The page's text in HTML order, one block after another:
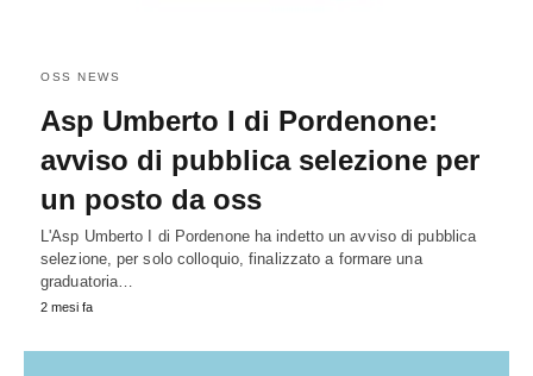
OSS NEWS
Asp Umberto I di Pordenone:
avviso di pubblica selezione per
un posto da oss
L'Asp Umberto I di Pordenone ha indetto un avviso di pubblica
selezione, per solo colloquio, finalizzato a formare una
graduatoria…
2 mesi fa